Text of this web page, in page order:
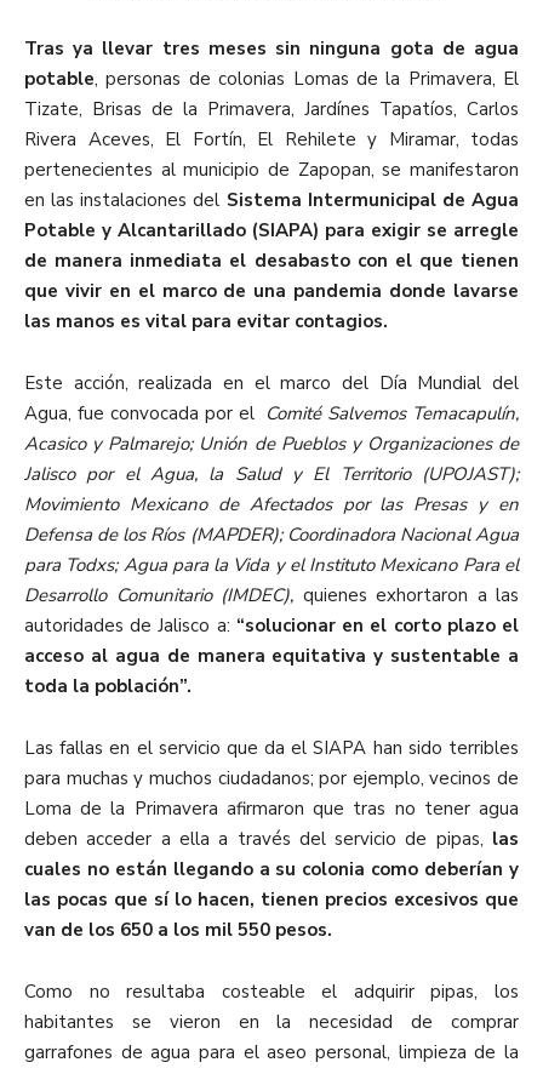
Tras ya llevar tres meses sin ninguna gota de agua
potable, personas de colonias Lomas de la Primavera, El
Tizate, Brisas de la Primavera, Jardínes Tapatíos, Carlos
Rivera Aceves, El Fortín, El Rehilete y Miramar, todas
pertenecientes al municipio de Zapopan, se manifestaron
en las instalaciones del Sistema Intermunicipal de Agua
Potable y Alcantarillado (SIAPA) para exigir se arregle
de manera inmediata el desabasto con el que tienen
que vivir en el marco de una pandemia donde lavarse
las manos es vital para evitar contagios.
Este acción, realizada en el marco del Día Mundial del
Agua, fue convocada por el Comité Salvemos Temacapulín,
Acasico y Palmarejo; Unión de Pueblos y Organizaciones de
Jalisco por el Agua, la Salud y El Territorio (UPOJAST);
Movimiento Mexicano de Afectados por las Presas y en
Defensa de los Ríos (MAPDER); Coordinadora Nacional Agua
para Todxs; Agua para la Vida y el Instituto Mexicano Para el
Desarrollo Comunitario (IMDEC), quienes exhortaron a las
autoridades de Jalisco a: “solucionar en el corto plazo el
acceso al agua de manera equitativa y sustentable a
toda la población”.
Las fallas en el servicio que da el SIAPA han sido terribles
para muchas y muchos ciudadanos; por ejemplo, vecinos de
Loma de la Primavera afirmaron que tras no tener agua
deben acceder a ella a través del servicio de pipas, las
cuales no están llegando a su colonia como deberían y
las pocas que sí lo hacen, tienen precios excesivos que
van de los 650 a los mil 550 pesos.
Como no resultaba costeable el adquirir pipas, los
habitantes se vieron en la necesidad de comprar
garrafones de agua para el aseo personal, limpieza de la